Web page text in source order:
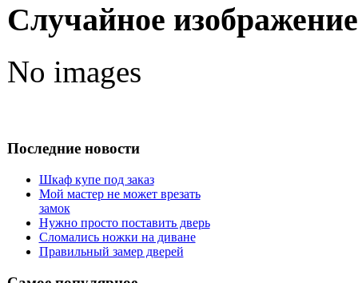
Случайное изображение
No images
Последние новости
Шкаф купе под заказ
Мой мастер не может врезать
замок
Нужно просто поставить дверь
Сломались ножки на диване
Правильный замер дверей